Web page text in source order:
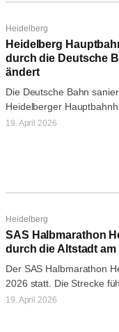
Heidelberg
Heidelberg
durch die Deutsche
ändert
Die Deutsche Bahn
Heidelberger
Einschränkungen es gibt
19. April 2026
Heidelberg
SAS Halbmarathon
durch die Altstadt am
Der SAS Halbmarathon
2026 statt. Die Strecke
Altstadt. Alle Infos zu…
19. April 2026